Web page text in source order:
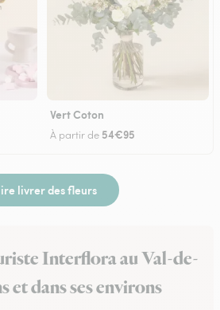
Vert Coton
À partir de 54€95
livrer des fleurs
Interflora au Val-de-
et dans ses environs